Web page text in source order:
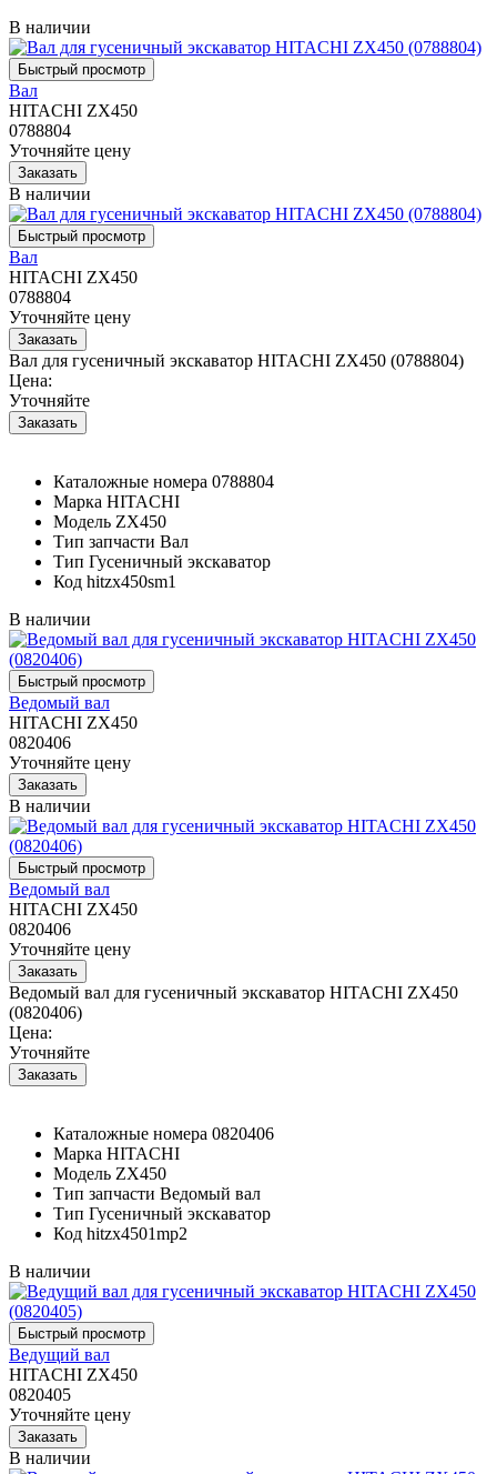
В наличии
Вал
HITACHI ZX450
0788804
Уточняйте цену
В наличии
Вал
HITACHI ZX450
0788804
Уточняйте цену
Вал для гусеничный экскаватор HITACHI ZX450 (0788804)
Цена:
Уточняйте
Каталожные номера 0788804
Марка HITACHI
Модель ZX450
Тип запчасти Вал
Тип Гусеничный экскаватор
Код hitzx450sm1
В наличии
Ведомый вал
HITACHI ZX450
0820406
Уточняйте цену
В наличии
Ведомый вал
HITACHI ZX450
0820406
Уточняйте цену
Ведомый вал для гусеничный экскаватор HITACHI ZX450
(0820406)
Цена:
Уточняйте
Каталожные номера 0820406
Марка HITACHI
Модель ZX450
Тип запчасти Ведомый вал
Тип Гусеничный экскаватор
Код hitzx4501mp2
В наличии
Ведущий вал
HITACHI ZX450
0820405
Уточняйте цену
В наличии